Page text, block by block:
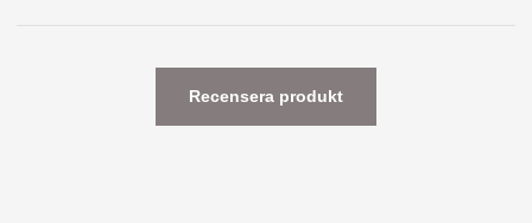
Recensera produkt